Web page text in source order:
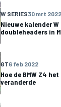
W SERIES30 mrt 2022
Nieuwe kalender
doubleheaders in
GT6 feb 2022
Hoe de BMW Z4
veranderde